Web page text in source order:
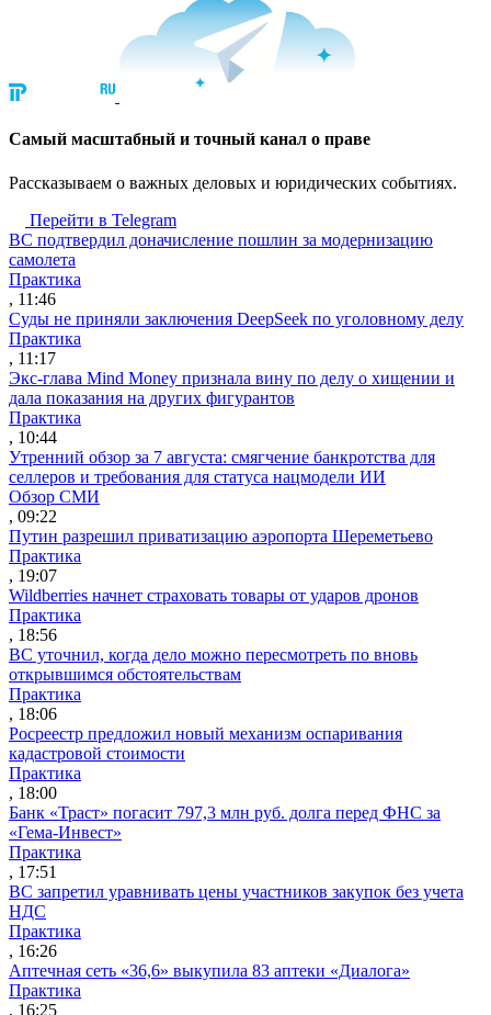
Cамый масштабный и точный канал о праве
Рассказываем о важных деловых и юридических событиях.
Перейти в Telegram
ВС подтвердил доначисление пошлин за модернизацию
самолета
Практика
, 11:46
Суды не приняли заключения DeepSeek по уголовному делу
Практика
, 11:17
Экс-глава Mind Money признала вину по делу о хищении и
дала показания на других фигурантов
Практика
, 10:44
Утренний обзор за 7 августа: смягчение банкротства для
селлеров и требования для статуса нацмодели ИИ
Обзор СМИ
, 09:22
Путин разрешил приватизацию аэропорта Шереметьево
Практика
, 19:07
Wildberries начнет страховать товары от ударов дронов
Практика
, 18:56
ВС уточнил, когда дело можно пересмотреть по вновь
открывшимся обстоятельствам
Практика
, 18:06
Росреестр предложил новый механизм оспаривания
кадастровой стоимости
Практика
, 18:00
Банк «Траст» погасит 797,3 млн руб. долга перед ФНС за
«Гема-Инвест»
Практика
, 17:51
ВС запретил уравнивать цены участников закупок без учета
НДС
Практика
, 16:26
Аптечная сеть «36,6» выкупила 83 аптеки «Диалога»
Практика
, 16:25